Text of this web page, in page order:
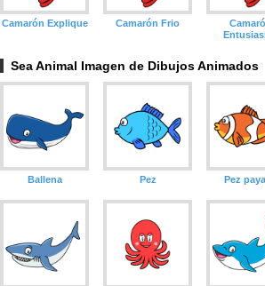
Camarón Explique Camarón Frio
Sea Animal Imagen de Dibujos Animados
Ballena Pez Pez